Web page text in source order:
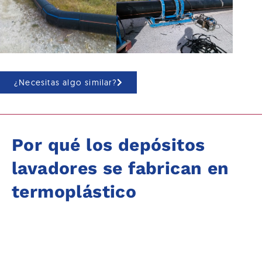
¿Necesitas algo similar?
Por qué los depósitos
lavadores se fabrican en
termoplástico